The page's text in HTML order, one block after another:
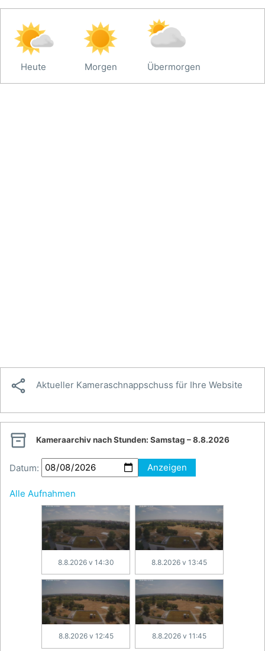
Heute Morgen Übermorgen
 Aktueller Kameraschnappschuss für Ihre Website
 Kameraarchiv nach Stunden: Samstag – 8.8.2026
Datum: Anzeigen
Alle Aufnahmen
8.8.2026 v 14:30 8.8.2026 v 13:45
8.8.2026 v 12:45 8.8.2026 v 11:45